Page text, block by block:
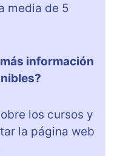
media de 5
información
los cursos y
la página web